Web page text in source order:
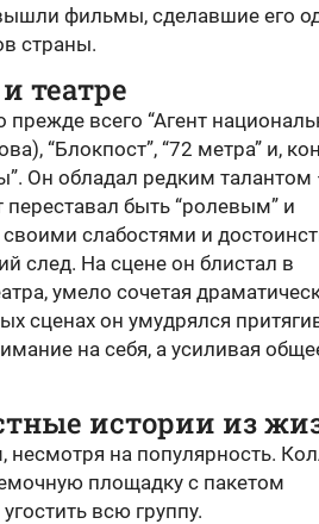
фильмы, сделавшие его
страны.
театре
всего “Агент
“Блокпост”, “72 метра” и,
Он обладал редким талантом
быть “ролевым” и
слабостями и
след. На сцене он блистал в
умело сочетая
сценах он умудрялся
на себя, а усиливая
истории из
несмотря на популярность.
площадку с пакетом
всю группу.